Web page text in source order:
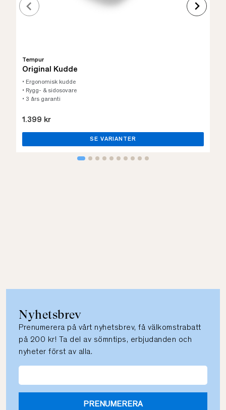
Tempur
Original Kudde
• Ergonomisk kudde
• Rygg- & sidosovare
• 3 års garanti
1.399 kr
SE VARIANTER
Nyhetsbrev
Prenumerera på vårt nyhetsbrev, få välkomstrabatt
på 200 kr! Ta del av sömntips, erbjudanden och
nyheter först av alla.
PRENUMERERA